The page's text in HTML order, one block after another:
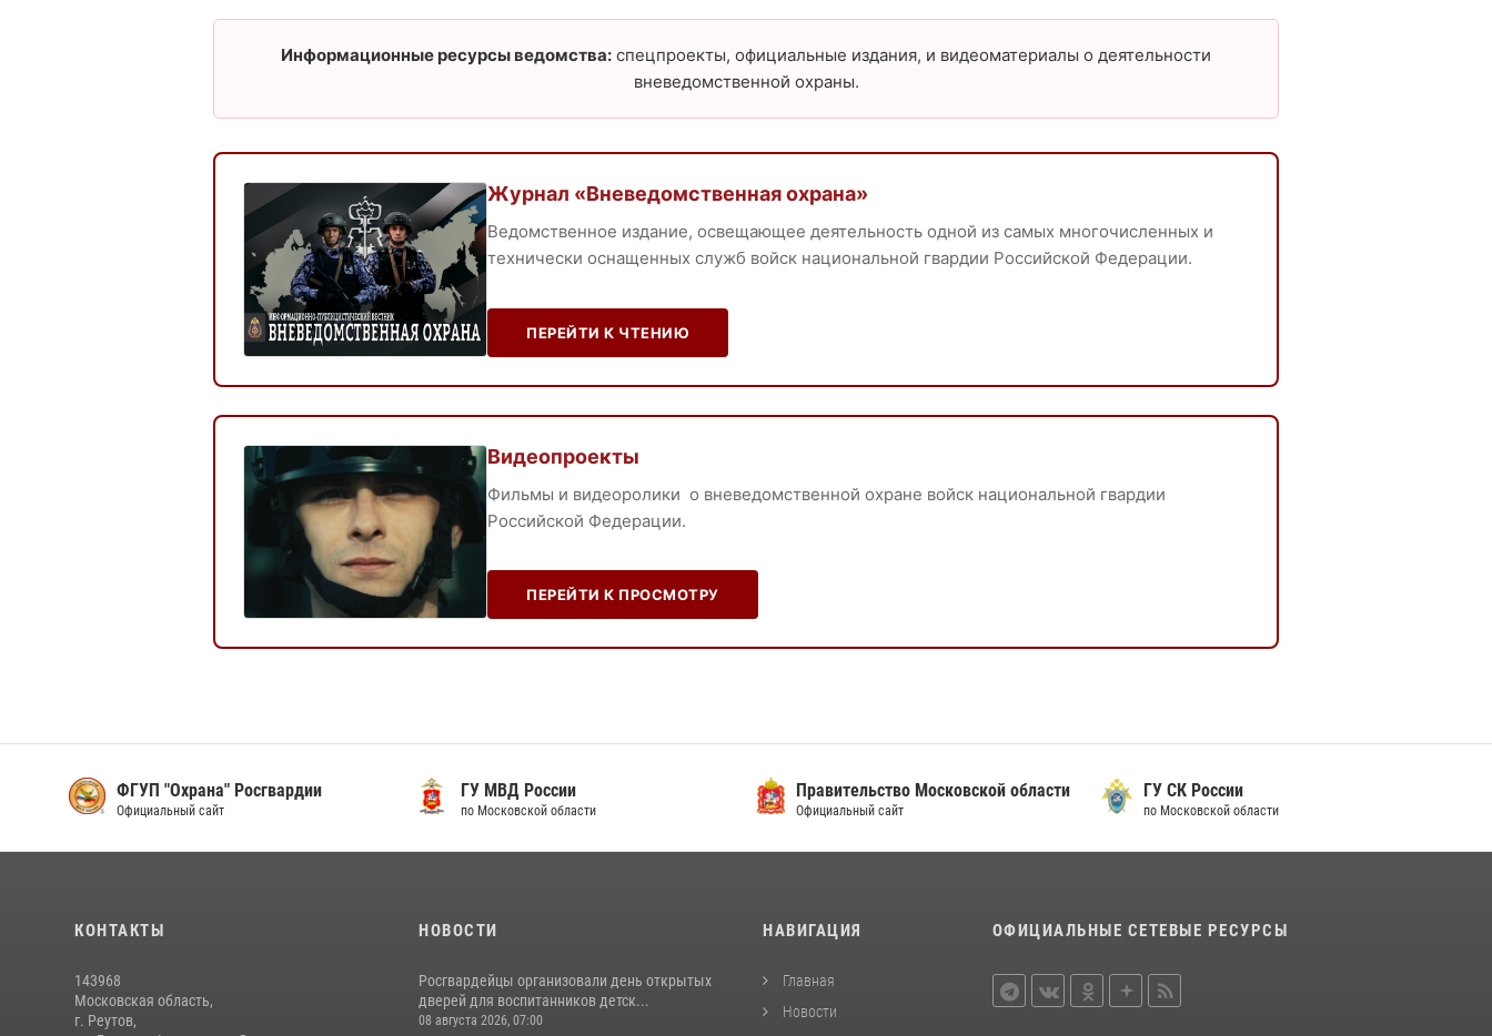
Информационные ресурсы ведомства: спецпроекты, официальные издания, и видеоматериалы о деятельности
вневедомственной охраны.
Журнал «Вневедомственная охрана»
Ведомственное издание, освещающее деятельность одной из самых многочисленных и
технически оснащенных служб войск национальной гвардии Российской Федерации.
ПЕРЕЙТИ К ЧТЕНИЮ
Видеопроекты
Фильмы и видеоролики о вневедомственной охране войск национальной гвардии
Российской Федерации.
ПЕРЕЙТИ К ПРОСМОТРУ
ФГУП "Охрана" Росгвардии
Официальный сайт
ГУ МВД России
по Московской области
Правительство Московской области
Официальный сайт
ГУ СК России
по Московской области
КОНТАКТЫ
143968
Московская область,
г. Реутов,
НОВОСТИ
Росгвардейцы организовали день открытых
дверей для воспитанников детск...
08 августа 2026, 07:00
НАВИГАЦИЯ
Главная
Новости
ОФИЦИАЛЬНЫЕ СЕТЕВЫЕ РЕСУРСЫ